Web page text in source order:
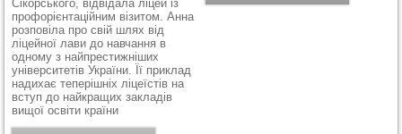
Сікорського, відвідала ліцей із
профорієнтаційним візитом. Анна
розповіла про свій шлях від
ліцейної лави до навчання в
одному з найпрестижніших
університетів України. Її приклад
надихає теперішніх ліцеїстів на
вступ до найкращих закладів
вищої освіти країни